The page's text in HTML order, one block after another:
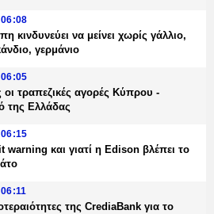
06:08
κινδυνεύει να μείνει χωρίς γάλλιο,
γερμάνιο
06:05
οι τραπεζικές αγορές Κύπρου -
της Ελλάδας
06:15
και γιατί η Edison βλέπει το
06:11
της CrediaBank για το